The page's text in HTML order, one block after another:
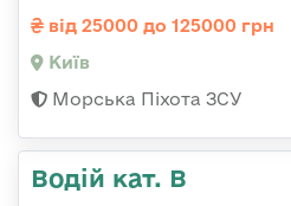
від 25000 до 125000 грн
Київ
Морська Піхота ЗСУ
Водій кат. В